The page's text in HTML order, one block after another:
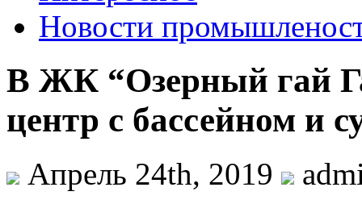
Новости
В ЖК “Озерный гай
центр с бассейном и
Апрель 24th, 2019